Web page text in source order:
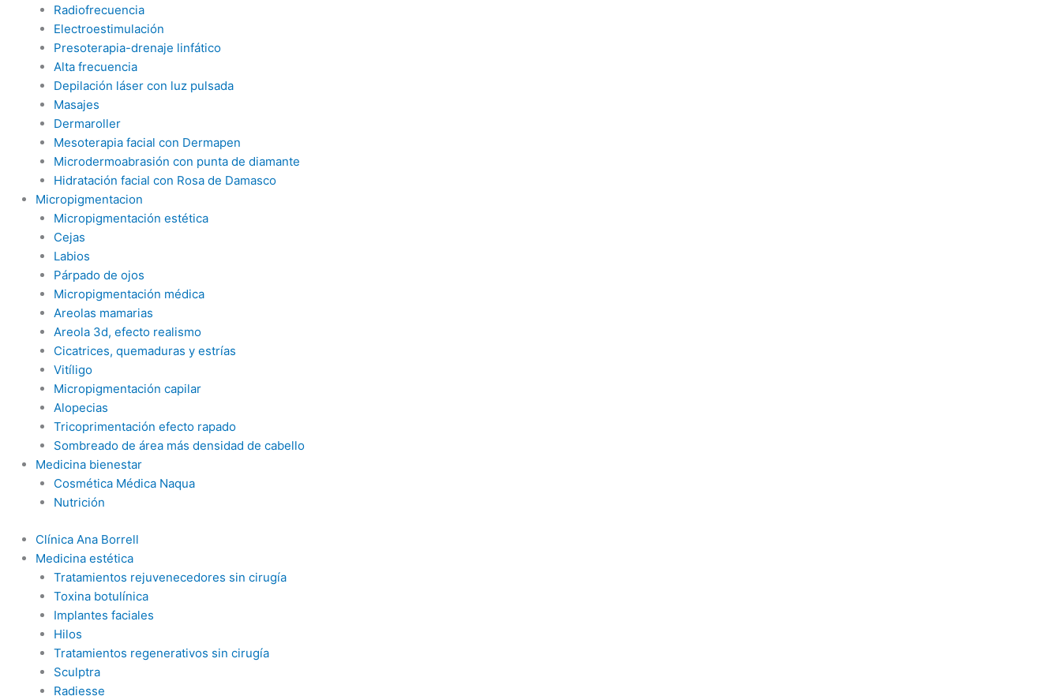
Radiofrecuencia
Electroestimulación
Presoterapia-drenaje linfático
Alta frecuencia
Depilación láser con luz pulsada
Masajes
Dermaroller
Mesoterapia facial con Dermapen
Microdermoabrasión con punta de diamante
Hidratación facial con Rosa de Damasco
Micropigmentacion
Micropigmentación estética
Cejas
Labios
Párpado de ojos
Micropigmentación médica
Areolas mamarias
Areola 3d, efecto realismo
Cicatrices, quemaduras y estrías
Vitíligo
Micropigmentación capilar
Alopecias
Tricoprimentación efecto rapado
Sombreado de área más densidad de cabello
Medicina bienestar
Cosmética Médica Naqua
Nutrición
Clínica Ana Borrell
Medicina estética
Tratamientos rejuvenecedores sin cirugía
Toxina botulínica
Implantes faciales
Hilos
Tratamientos regenerativos sin cirugía
Sculptra
Radiesse